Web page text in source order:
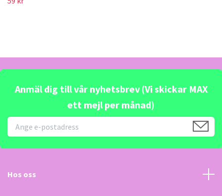
Anmäl dig till vår nyhetsbrev (Vi skickar MAX
ett mejl per månad)
Hos oss